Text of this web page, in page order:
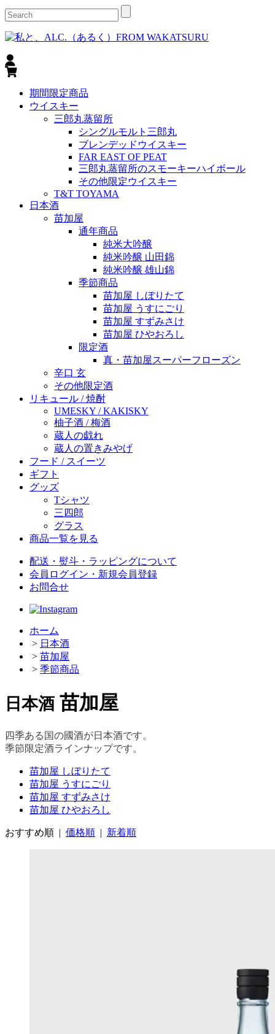
期間限定商品
ウイスキー
三郎丸蒸留所
シングルモルト三郎丸
ブレンデッドウイスキー
FAR EAST OF PEAT
三郎丸蒸留所のスモーキーハイボール
その他限定ウイスキー
T&T TOYAMA
日本酒
苗加屋
通年商品
純米大吟醸
純米吟醸 山田錦
純米吟醸 雄山錦
季節商品
苗加屋 しぼりたて
苗加屋 うすにごり
苗加屋 すずみさけ
苗加屋 ひやおろし
限定酒
真・苗加屋スーパーフローズン
辛口 玄
その他限定酒
リキュール / 焼酎
UMESKY / KAKISKY
柚子酒 / 梅酒
蔵人の戯れ
蔵人の置きみやげ
フード / スイーツ
ギフト
グッズ
Tシャツ
三四郎
グラス
商品一覧を見る
配送・熨斗・ラッピングについて
会員ログイン・新規会員登録
お問合せ
ホーム
> 日本酒
> 苗加屋
> 季節商品
日本酒 苗加屋
四季ある国の國酒が日本酒です。
季節限定酒ラインナップです。
苗加屋 しぼりたて
苗加屋 うすにごり
苗加屋 すずみさけ
苗加屋 ひやおろし
おすすめ順 | 価格順 | 新着順